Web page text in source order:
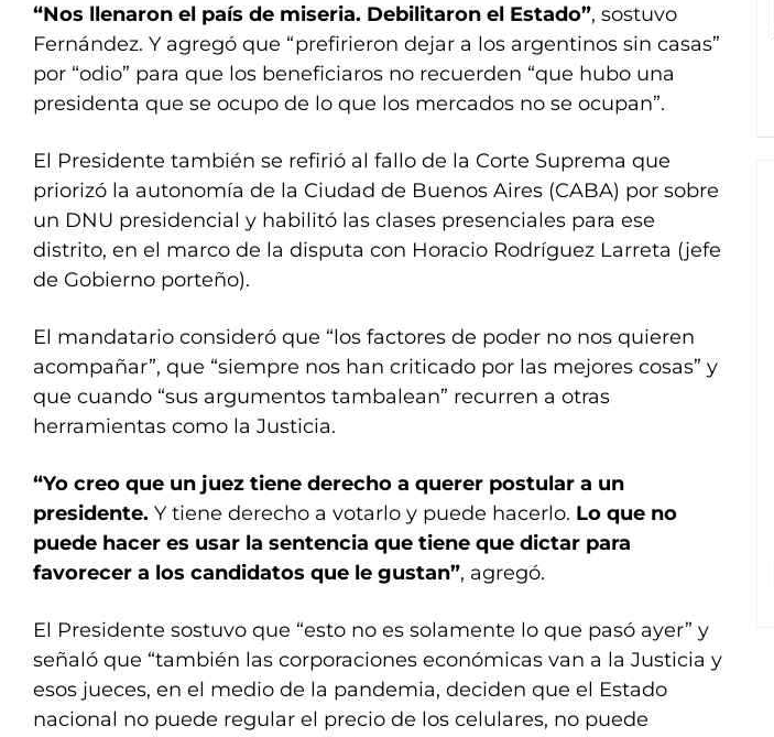
“Nos llenaron el país de miseria. Debilitaron el Estado”, sostuvo
Fernández. Y agregó que “prefirieron dejar a los argentinos sin casas”
por “odio” para que los beneficiaros no recuerden “que hubo una
presidenta que se ocupo de lo que los mercados no se ocupan”.
El Presidente también se refirió al fallo de la Corte Suprema que
priorizó la autonomía de la Ciudad de Buenos Aires (CABA) por sobre
un DNU presidencial y habilitó las clases presenciales para ese
distrito, en el marco de la disputa con Horacio Rodríguez Larreta (jefe
de Gobierno porteño).
El mandatario consideró que “los factores de poder no nos quieren
acompañar”, que “siempre nos han criticado por las mejores cosas” y
que cuando “sus argumentos tambalean” recurren a otras
herramientas como la Justicia.
“Yo creo que un juez tiene derecho a querer postular a un
presidente. Y tiene derecho a votarlo y puede hacerlo. Lo que no
puede hacer es usar la sentencia que tiene que dictar para
favorecer a los candidatos que le gustan”, agregó.
El Presidente sostuvo que “esto no es solamente lo que pasó ayer” y
señaló que “también las corporaciones económicas van a la Justicia y
esos jueces, en el medio de la pandemia, deciden que el Estado
nacional no puede regular el precio de los celulares, no puede